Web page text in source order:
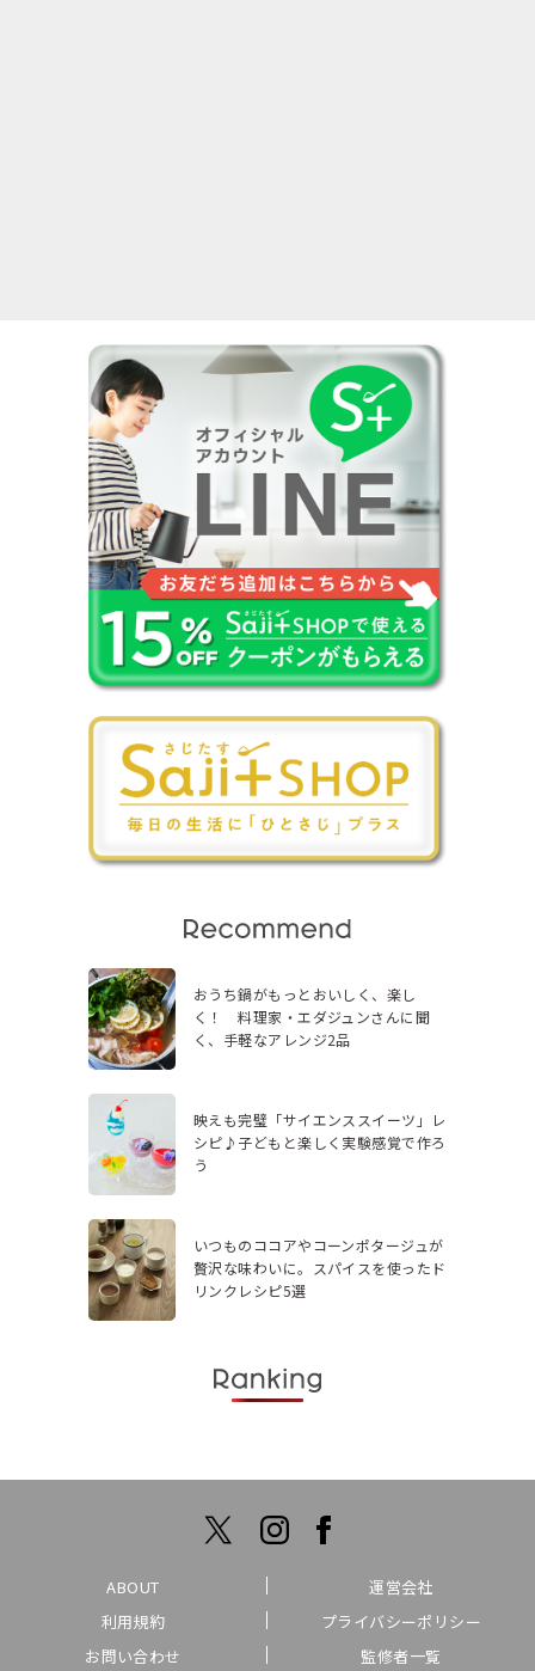
おうち鍋がもっとおいしく、楽し
く！ 料理家・エダジュンさんに聞
く、手軽なアレンジ2品
映えも完璧「サイエンススイーツ」レ
シピ♪子どもと楽しく実験感覚で作ろ
う
いつものココアやコーンポタージュが
贅沢な味わいに。スパイスを使ったド
リンクレシピ5選
ABOUT
運営会社
利用規約
プライバシーポリシー
お問い合わせ
監修者一覧